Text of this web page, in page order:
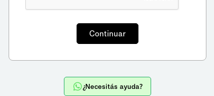
¿Necesitás ayuda?